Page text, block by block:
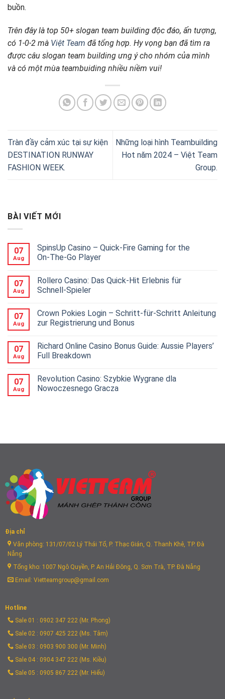
buồn.
Trên đây là top 50+ slogan team building độc đáo, ấn tượng,
có 1-0-2 mà Việt Team đã tổng hợp. Hy vọng bạn đã tìm ra
được câu slogan team building ưng ý cho nhóm của mình
và có một mùa teambuiding nhiều niềm vui!
Tràn đầy cảm xúc tại sự kiện
DESTINATION RUNWAY
FASHION WEEK.
Những loại hình Teambuilding
Hot năm 2024 – Việt Team
Group.
BÀI VIẾT MỚI
07
Aug
SpinsUp Casino – Quick‑Fire Gaming for the
On‑The‑Go Player
07
Aug
Rollero Casino: Das Quick‑Hit Erlebnis für
Schnell‑Spieler
07
Aug
Crown Pokies Login – Schritt‑für‑Schritt Anleitung
zur Registrierung und Bonus​
07
Aug
Richard Online Casino Bonus Guide: Aussie Players’
Full Breakdown
07
Aug
Revolution Casino: Szybkie Wygrane dla
Nowoczesnego Gracza
Địa chỉ
Văn phòng: 131/07/02 Lý Thái Tổ, P. Thạc Gián, Q. Thanh Khê, TP. Đà
Nẵng
Tổng kho: 1007 Ngô Quyền, P. An Hải Đông, Q. Sơn Trà, TP. Đà Nẵng
Email: Vietteamgroup@gmail.com
Hotline
Sale 01 : 0902 347 222 (Mr. Phong)
Sale 02 : 0907 425 222 (Ms. Tâm)
Sale 03 : 0903 900 300 (Mr. Minh)
Sale 04 : 0904 347 222 (Ms. Kiều)
Sale 05 : 0905 867 222 (Mr. Hiếu)